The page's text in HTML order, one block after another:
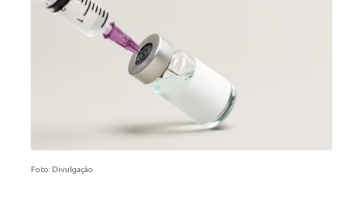
Foto: Divulgação